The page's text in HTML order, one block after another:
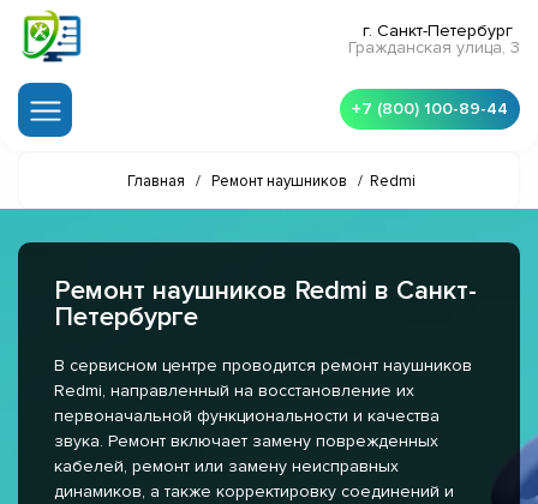
г. Санкт-Петербург
Гражданская улица, 3
+7 (800) 100-89-44
Главная / Ремонт наушников / Redmi
Ремонт наушников Redmi в Санкт-
Петербурге
В сервисном центре проводится ремонт наушников
Redmi, направленный на восстановление их
первоначальной функциональности и качества
звука. Ремонт включает замену поврежденных
кабелей, ремонт или замену неисправных
динамиков, а также корректировку соединений и